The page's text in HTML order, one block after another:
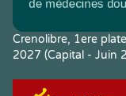
Crenolibre, 1ere
2027 (Capital - Juin